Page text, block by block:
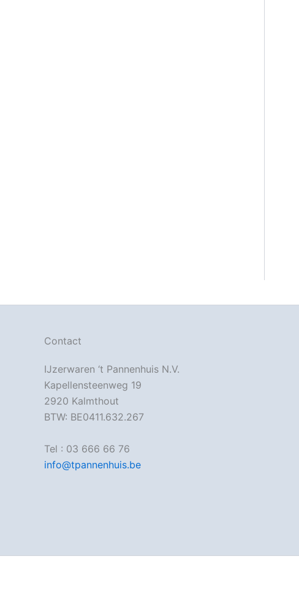
Contact
IJzerwaren ‘t Pannenhuis N.V.
Kapellensteenweg 19
2920 Kalmthout
BTW: BE0411.632.267
Tel : 03 666 66 76
info@tpannenhuis.be